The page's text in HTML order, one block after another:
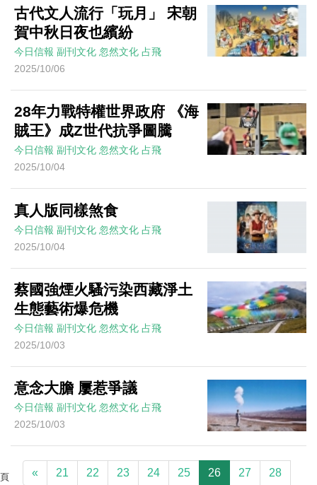
古代文人流行「玩月」 宋朝
賀中秋日夜也繽紛
今日信報 副刊文化 忽然文化 占飛
2025/10/06
28年力戰特權世界政府 《海
賊王》成Z世代抗爭圖騰
今日信報 副刊文化 忽然文化 占飛
2025/10/04
真人版同樣煞食
今日信報 副刊文化 忽然文化 占飛
2025/10/04
蔡國強煙火騷污染西藏淨土
生態藝術爆危機
今日信報 副刊文化 忽然文化 占飛
2025/10/03
意念大膽 屢惹爭議
今日信報 副刊文化 忽然文化 占飛
2025/10/03
頁 « 21 22 23 24 25 26 27 28